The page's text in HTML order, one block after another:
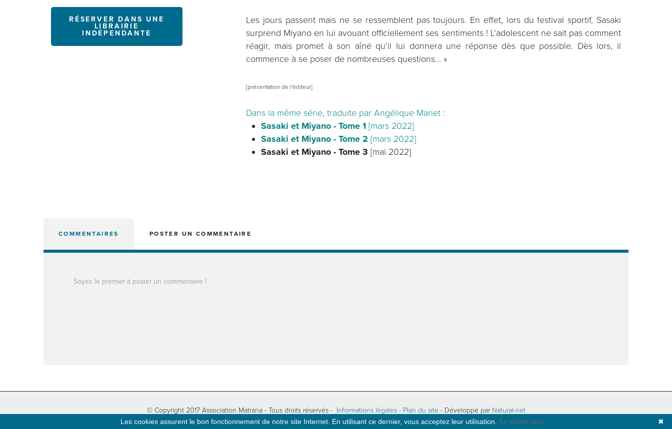
RÉSERVER DANS UNE
LIBRAIRIE
INDÉPENDANTE
Les jours passent mais ne se ressemblent pas toujours. En effet, lors du festival sportif, Sasaki
surprend Miyano en lui avouant officiellement ses sentiments ! L’adolescent ne sait pas comment
réagir, mais promet à son aîné qu’il lui donnera une réponse dès que possible. Dès lors, il
commence à se poser de nombreuses questions… »
[présentation de l'éditeur]
Dans la même série, traduite par Angélique Mariet :
Sasaki et Miyano - Tome 1 [mars 2022]
Sasaki et Miyano - Tome 2 [mars 2022]
Sasaki et Miyano - Tome 3 [mai 2022]
COMMENTAIRES POSTER UN COMMENTAIRE
Soyez le premier à poster un commentaire !
© Copyright 2017 Association Matrana - Tous droits réservés - Informations légales- Plan du site - Développé par Natural-net
✖
Les cookies assurent le bon fonctionnement de notre site Internet. En utilisant ce dernier, vous acceptez leur utilisation. En savoir plus